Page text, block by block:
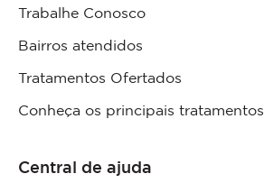
Trabalhe Conosco
Bairros atendidos
Tratamentos Ofertados
Conheça os principais tratamentos
Central de ajuda